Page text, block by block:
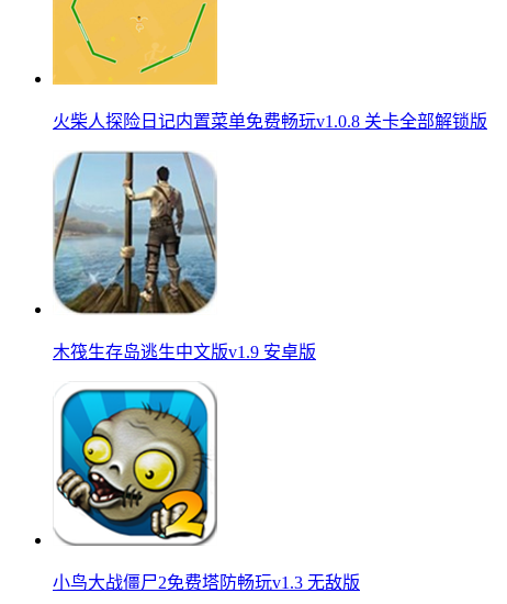
火柴人探险日记内置菜单免费畅玩v1.0.8 关卡全部解锁版
木筏生存岛逃生中文版v1.9 安卓版
小鸟大战僵尸2免费塔防畅玩v1.3 无敌版